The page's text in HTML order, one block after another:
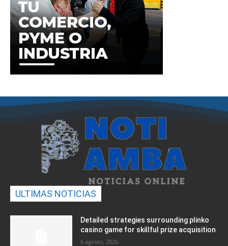
ULTIMAS NOTICIAS
Detailed strategies surrounding plinko
casino game for skillful prize acquisition
6 agosto, 2026